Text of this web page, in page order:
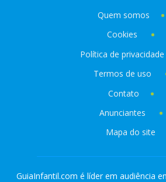
Quem somos
Cookies
Política de privacidade
Termos de uso
Contato
Anunciantes
Mapa do site
GuiaInfantil.com é líder em audiência